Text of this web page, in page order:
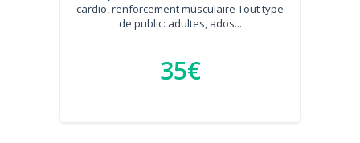
cardio, renforcement musculaire Tout type
de public: adultes, ados...
35€